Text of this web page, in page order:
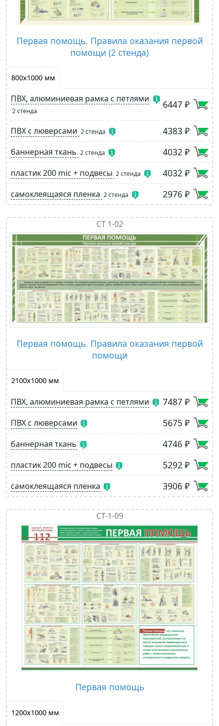
Первая помощь. Правила оказания первой
помощи (2 стенда)
800х1000 мм
ПВХ, алюминиевая рамка с петлями
2 стенда
6447 ₽
ПВХ с люверсами 2 стенда 4383 ₽
баннерная ткань 2 стенда 4032 ₽
пластик 200 mic + подвесы 2 стенда 4032 ₽
самоклеящаяся пленка 2 стенда 2976 ₽
СТ 1-02
Первая помощь. Правила оказания первой
помощи
2100х1000 мм
ПВХ, алюминиевая рамка с петлями 7487 ₽
ПВХ с люверсами 5675 ₽
баннерная ткань 4746 ₽
пластик 200 mic + подвесы 5292 ₽
самоклеящаяся пленка 3906 ₽
СТ-1-09
Первая помощь
1200х1000 мм